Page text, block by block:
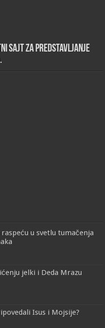
sajt za predstavljanje
u svetlu tumačenja
jelki i Deda Mrazu
Isus i Mojsije?